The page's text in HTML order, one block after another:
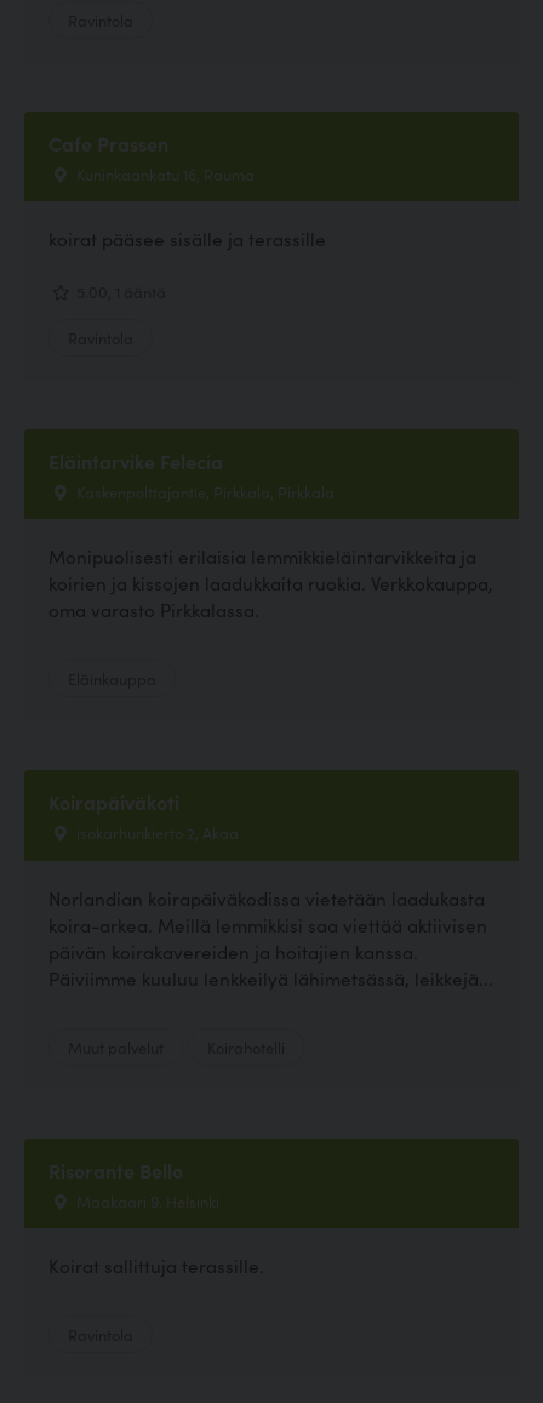
Cafe Prassen
Kuninkaankatu 16, Rauma
koirat pääsee sisälle ja terassille
Eläintarvike Felecia
Kaskenpolttajantie, Pirkkala, Pirkkala
Monipuolisesti erilaisia lemmikkieläintarvikkeita ja
koirien ja kissojen laadukkaita ruokia. Verkkokauppa,
oma varasto Pirkkalassa.
Koirapäiväkoti
isokarhunkierto 2, Akaa
Norlandian koirapäiväkodissa vietetään laadukasta
koira-arkea. Meillä lemmikkisi saa viettää aktiivisen
päivän koirakavereiden ja hoitajien kanssa.
Päiviimme kuuluu lenkkeilyä lähimetsässä, leikkejä...
Risorante Bello
Maakaari 9, Helsinki
Koirat sallittuja terassille.